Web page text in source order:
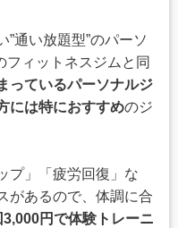
通い放題型”のパーソ
ィットネスジムと同
っているパーソナルジ
には特におすすめのジ
プ」「疲労回復」な
があるので、体調に合
3,000円で体験トレーニ